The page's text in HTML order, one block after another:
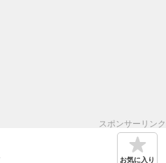
スポンサーリンク
お気に入り